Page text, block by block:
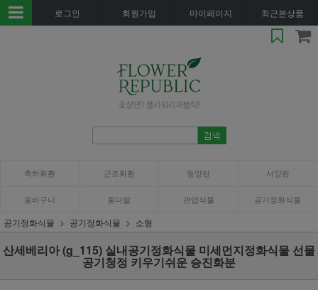
로그인 회원가입 마이페이지 최근본상품
축하화환 근조화환 동양란 서양란
꽃바구니 꽃다발 관엽식물 공기정화식물
공기정화식물 공기정화식물 소형
산세베리아 (g_115) 실내공기정화식물 미세먼지정화식물 선물
공기청정 키우기쉬운 승진화분